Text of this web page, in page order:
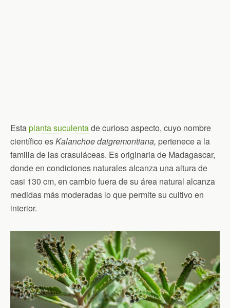
Estaplanta suculentade curioso aspecto, cuyo nombre
científico esKalanchoe daigremontiana, pertenece a la
familia de las crasuláceas. Es originaria de Madagascar,
donde en condiciones naturales alcanza una altura de
casi 130 cm, en cambio fuera de su área natural alcanza
medidas más moderadas lo que permite su cultivo en
interior.